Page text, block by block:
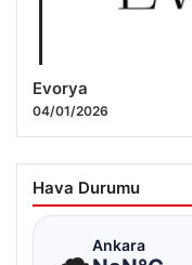
04/01/2026
Hava Durumu
☁Ankara
NaN°C
ŞEHIR SEÇ